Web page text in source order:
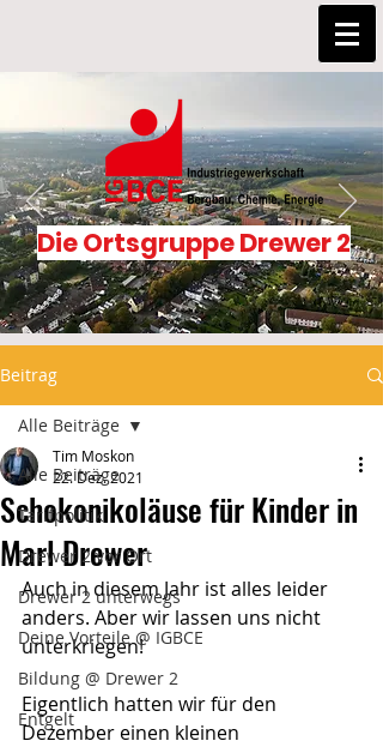
Die Ortsgruppe Drewer 2
Beitrag
Alle Beiträge
Tarifpolitik
Drewer 2 vor Ort
Drewer 2 unterwegs
Deine Vorteile @ IGBCE
Bildung @ Drewer 2
Entgelt
Alle Beiträge
Schokonikoläuse für Kinder in
Marl Drewer
Tim Moskon
22. Dez. 2021
Auch in diesem Jahr ist alles leider
anders. Aber wir lassen uns nicht
unterkriegen!
Eigentlich hatten wir für den
Dezember einen kleinen